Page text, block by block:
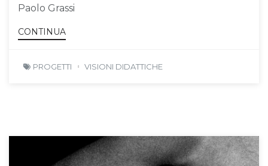
Paolo Grassi
CONTINUA
PROGETTI VISIONI DIDATTICHE